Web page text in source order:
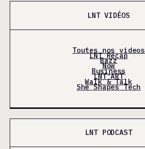
LNT VIDÉOS
Toutes nos videos
LNT Récap
Bazz
Now
Business
LNT'ART
Walk & Talk
She Shapes Tech
LNT PODCAST